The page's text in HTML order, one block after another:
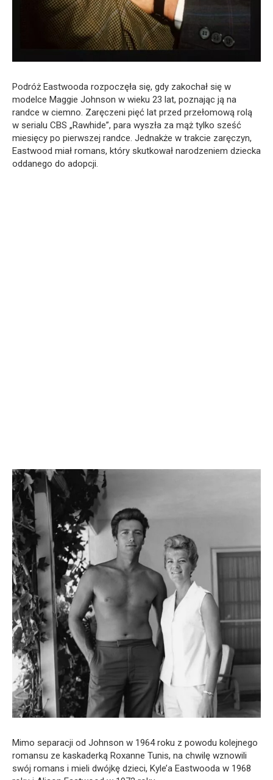
Podróż Eastwooda rozpoczęła się, gdy zakochał się w
modelce Maggie Johnson w wieku 23 lat, poznając ją na
randce w ciemno. Zaręczeni pięć lat przed przełomową rolą
w serialu CBS „Rawhide”, para wyszła za mąż tylko sześć
miesięcy po pierwszej randce. Jednakże w trakcie zaręczyn,
Eastwood miał romans, który skutkował narodzeniem dziecka
oddanego do adopcji.
Mimo separacji od Johnson w 1964 roku z powodu kolejnego
romansu ze kaskaderką Roxanne Tunis, na chwilę wznowili
swój romans i mieli dwójkę dzieci, Kyle’a Eastwooda w 1968